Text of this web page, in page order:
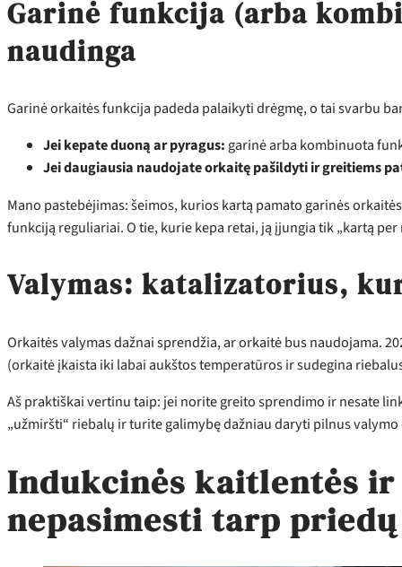
Garinė funkcija (arba
naudinga
Garinė orkaitės funkcija padeda palaikyti drėgmę, o tai svarbu
Jei kepate duoną ar pyragus: garinė arba kombinuota
Jei daugiausia naudojate orkaitę pašildyti ir greitiems
Mano pastebėjimas: šeimos, kurios kartą pamato garinės
funkciją reguliariai. O tie, kurie kepa retai, ją įjungia tik „kartą per
Valymas: katalizatorius,
Orkaitės valymas dažnai sprendžia, ar orkaitė bus naudojama.
(orkaitė įkaista iki labai aukštos temperatūros ir sudegina
Aš praktiškai vertinu taip: jei norite greito sprendimo ir nesate
„užmiršti“ riebalų ir turite galimybę dažniau daryti pilnus
Indukcinės kaitlentės
nepasimesti tarp priedų